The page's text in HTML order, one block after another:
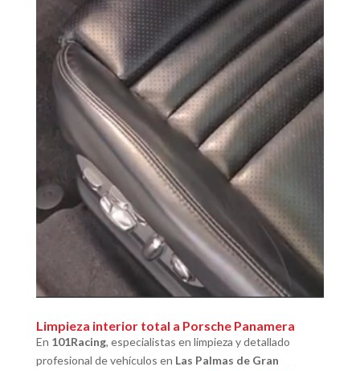
Limpieza interior total a Porsche Panamera
En 101Racing, especialistas en limpieza y detallado
profesional de vehículos en Las Palmas de Gran